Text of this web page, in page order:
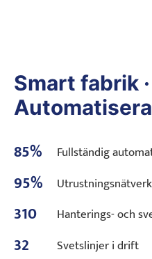
Smart fabrik ·
85% Fullständig
95%
310 Hanterings- och
32 Svetslinjer i drift